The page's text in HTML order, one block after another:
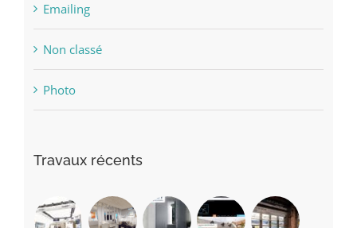
Emailing
Non classé
Photo
Travaux récents